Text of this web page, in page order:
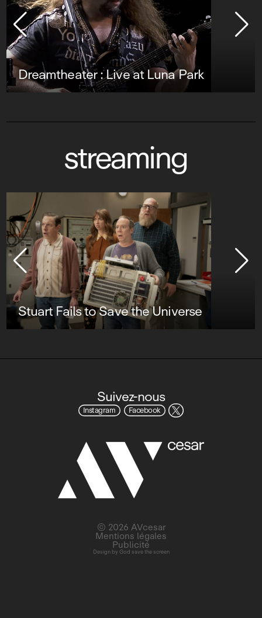
Dreamtheater : Live at Luna Park
streaming
Stuart Fails to Save the Universe
Suivez-nous
Instagram Facebook
Design by God save the screen
© 2026 AVcesar
Mentions légales
Publicité